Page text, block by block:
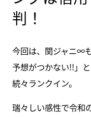
判！
今回は、関ジャニ∞
予想がつかない!!」
続々ランクイン。
瑞々しい感性で令和